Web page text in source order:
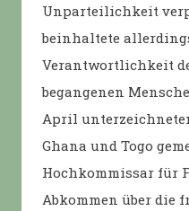
Unparteilichkeit
beinhaltete
Verantwortlichkeit
begangenen
April
Ghana und Togo
Hochkommissar für
Abkommen über die